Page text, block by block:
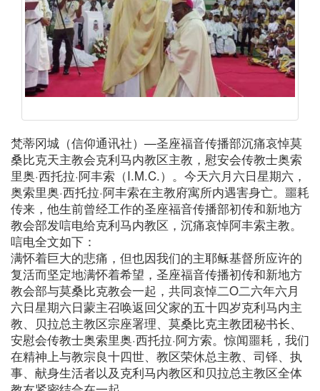
梵蒂冈城（信仰通讯社）—圣座福音传播部沉痛哀悼莫
桑比克天主教会克利马内教区主教，慰安会传教士奥索
里奥·西托拉·阿丰索（I.M.C.）。今天六月六日星期六，
奥索里奥·西托拉·阿丰索在主教府寓所内遇害身亡。噩耗
传来，他生前曾经工作的圣座福音传播部初传和新地方
教会部发唁电给克利马内教区，沉痛哀悼阿丰索主教。
唁电全文如下：
满怀着巨大的悲痛，但也因我们的主耶稣基督所应许的
复活而坚定地满怀着希望，圣座福音传播初传和新地方
教会部与莫桑比克教会一起，共同哀悼二O二六年六月
六日星期六日蒙主召唤返回父家的五十四岁克利马内主
教、贝拉总主教区宗座署理、莫桑比克主教团秘书长、
安慰会传教士奥索里奥·西托拉·阿方索。惊闻噩耗，我们
在精神上与教宗良十四世、教区荣休总主教、司铎、执
事、献身生活者以及克利马内教区和贝拉总主教区全体